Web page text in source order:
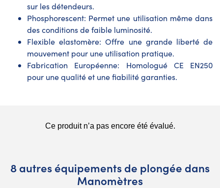
sur les détendeurs.
Phosphorescent: Permet une utilisation même dans
des conditions de faible luminosité.
Flexible elastomère: Offre une grande liberté de
mouvement pour une utilisation pratique.
Fabrication Européenne: Homologué CE EN250
pour une qualité et une fiabilité garanties.
8 autres équipements de plongée dans
Manomètres